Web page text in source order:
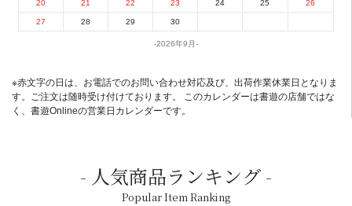
2026年9月
20 21 22 23 24 25 26
27 28 29 30
※赤文字の日は、お電話でのお問い合わせ対応及び、出荷作業休業日となりま
す。ご注文は随時受け付けております。 このカレンダーは書遊の店舗ではな
く、書遊Onlineの営業日カレンダーです。
人気商品ランキング
Popular Item Ranking